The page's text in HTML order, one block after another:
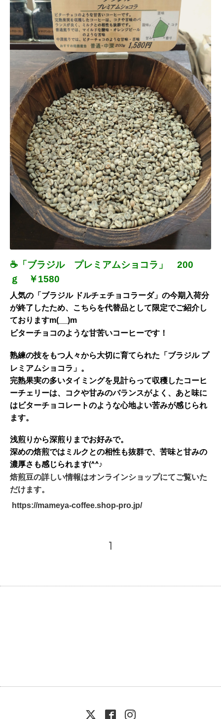
☕「ブラジル プレミアムショコラ」 200
ｇ ￥1580
人気の「ブラジル ドルチェチョコラーダ」の今期入荷分
が終了したため、こちらを代替品として限定でご紹介し
ておりますm(__)m
ビターチョコのような甘苦いコーヒーです！
熟練の技をもつ人々から大切に育てられた「ブラジル プ
レミアムショコラ」。
完熟果実の多いタイミングを見計らって収穫したコーヒ
ーチェリーは、コクや甘みのバランスがよく、あと味に
はビターチョコレートのような心地よい苦みが感じられ
ます。
浅煎りから深煎りまでお好みで。
深めの焙煎ではミルクとの相性も抜群で、苦味と甘みの
濃厚さも感じられます(^^♪
焙煎豆の詳しい情報はオンラインショップにてご覧いた
だけます。
https://mameya-coffee.shop-pro.jp/
1